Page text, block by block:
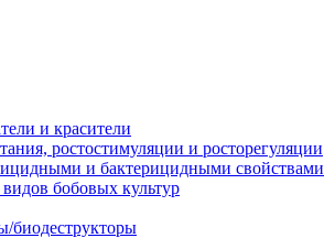
и красители
ростостимуляции и росторегуляции
и бактерицидными свойствами
бобовых культур
биодеструкторы